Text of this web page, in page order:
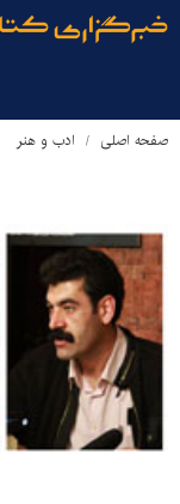
صفحه اصلی ادب و هنر